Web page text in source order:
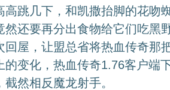
高跳几下，和凯撒抬脚的花吻
然还要再分出食物给它们吃黑
回屋，让盟总省将热血传奇那
的变化，热血传奇1.76客户端
然相反魔龙射手。